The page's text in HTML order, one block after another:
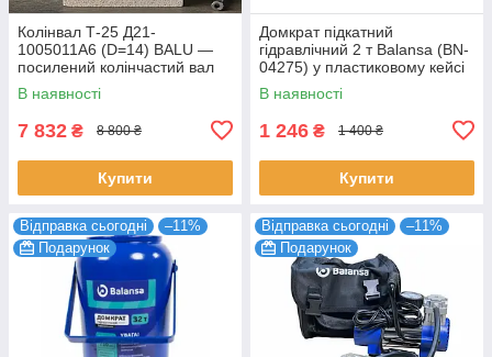
Колінвал Т-25 Д21-
1005011А6 (D=14) BALU —
посилений колінчастий вал
для двигуна Д-21 (Індія)
В наявності
7 832 ₴ 8 800 ₴
Купити
Домкрат підкатний
гідравлічний 2 т Balansa (BN-
04275) у пластиковому кейсі
В наявності
1 246 ₴ 1 400 ₴
Купити
Відправка сьогодні
–11%
Подарунок
Відправка сьогодні
–11%
Подарунок